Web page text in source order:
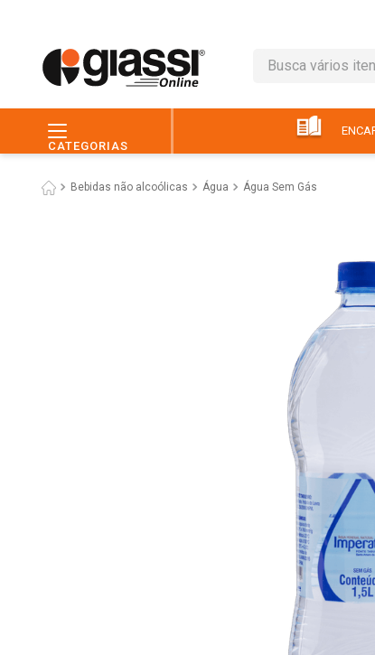
Busca vários itens
CATEGORIAS
Bebidas não alcoólicas Água Água Sem Gás
leite
3º queijo
macarrão
ovo
pão
º